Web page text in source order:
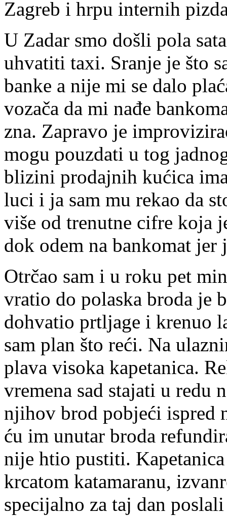
Zagreb i hrpu internih
U Zadar smo došli pola
uhvatiti taxi. Sranje je što
banke a nije mi se dalo
vozača da mi nađe
zna. Zapravo je
mogu pouzdati u tog
blizini prodajnih kućica
luci i ja sam mu rekao da
više od trenutne cifre koja
dok odem na bankomat jer
Otrčao sam i u roku pet
vratio do polaska broda je
dohvatio prtljage i krenuo
sam plan što reći. Na
plava visoka kapetanica.
vremena sad stajati u redu
njihov brod pobjeći ispred
ću im unutar broda
nije htio pustiti. Kapetanica
krcatom katamaranu,
specijalno za taj dan